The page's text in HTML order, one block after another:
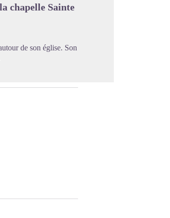
chapelle Sainte
de son église. Son